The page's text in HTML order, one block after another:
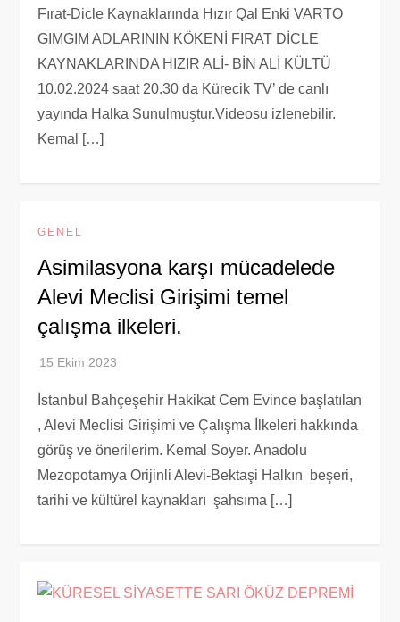
Fırat-Dicle Kaynaklarında Hızır Qal Enki VARTO
GIMGIM ADLARININ KÖKENİ FIRAT DİCLE
KAYNAKLARINDA HIZIR ALİ- BİN ALİ KÜLTÜ
10.02.2024 saat 20.30 da Kürecik TV’ de canlı
yayında Halka Sunulmuştur.Videosu izlenebilir.
Kemal […]
GENEL
Asimilasyona karşı mücadelede
Alevi Meclisi Girişimi temel
çalışma ilkeleri.
İstanbul Bahçeşehir Hakikat Cem Evince başlatılan
, Alevi Meclisi Girişimi ve Çalışma İlkeleri hakkında
görüş ve önerilerim. Kemal Soyer. Anadolu
Mezopotamya Orijinli Alevi-Bektaşi Halkın beşeri,
tarihi ve kültürel kaynakları şahsıma […]